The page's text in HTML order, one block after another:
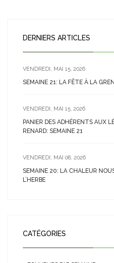
DERNIERS ARTICLES
VENDREDI, MAI 15, 2026
SEMAINE 21: LA FÊTE À LA
VENDREDI, MAI 15, 2026
PANIER DES ADHÉRENTS AUX
RENARD: SEMAINE 21
VENDREDI, MAI 08, 2026
SEMAINE 20: LA CHALEUR
L’HERBE
CATÉGORIES